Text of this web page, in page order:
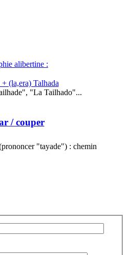
alibertine :
(la,era) Talhada
"La Tailhado"...
/ couper
"tayade") : chemin